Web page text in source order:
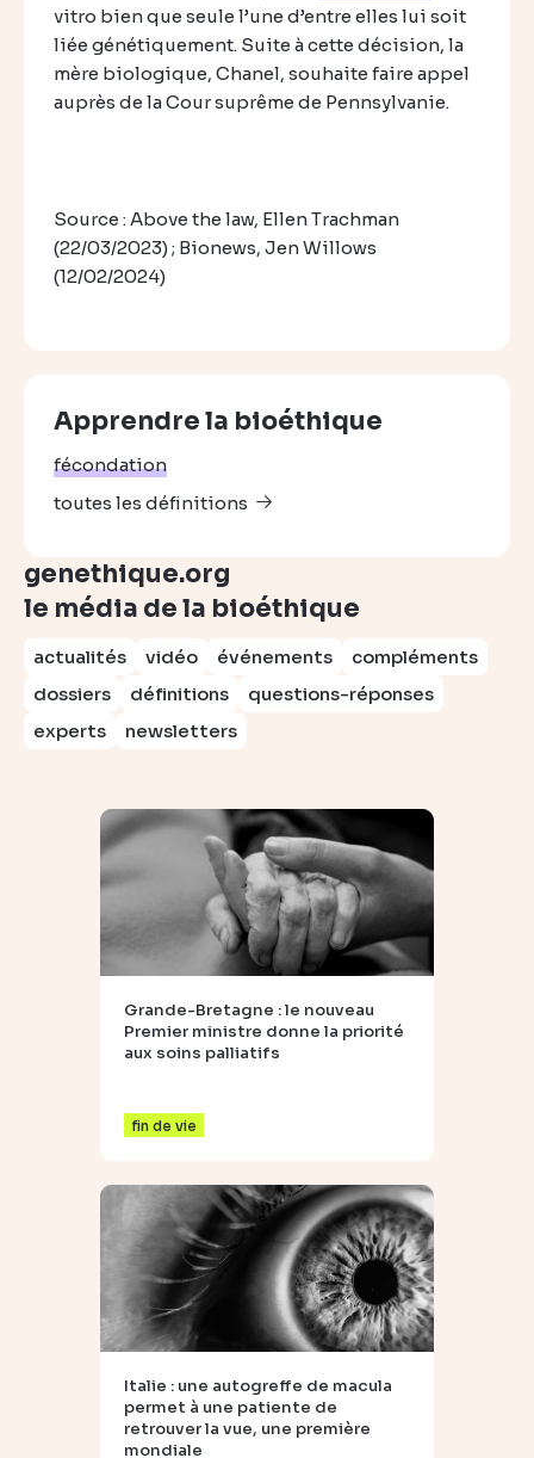
vitro bien que seule l’une d’entre elles lui soit
liée génétiquement. Suite à cette décision, la
mère biologique, Chanel, souhaite faire appel
auprès de la Cour suprême de Pennsylvanie.
Source : Above the law, Ellen Trachman
(22/03/2023) ; Bionews, Jen Willows
(12/02/2024)
Apprendre la bioéthique
fécondation
toutes les définitions
genethique.org
le média de la bioéthique
actualités vidéo événements
compléments
dossiers
définitions
questions-réponses
experts
newsletters
Grande-Bretagne : le nouveau
Premier ministre donne la priorité
aux soins palliatifs
fin de vie
Italie : une autogreffe de macula
permet à une patiente de
retrouver la vue, une première
mondiale